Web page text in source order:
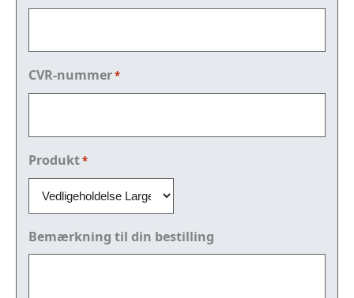
CVR-nummer*
Produkt*
Bemærkning til din bestilling